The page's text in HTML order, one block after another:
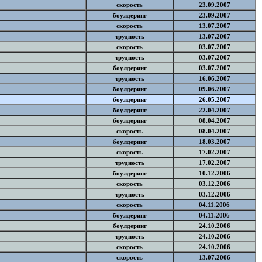
скорость
23.09.2007
боулдеринг
23.09.2007
скорость
13.07.2007
трудность
13.07.2007
скорость
03.07.2007
трудность
03.07.2007
боулдеринг
03.07.2007
трудность
16.06.2007
боулдеринг
09.06.2007
боулдеринг
26.05.2007
боулдеринг
22.04.2007
боулдеринг
08.04.2007
скорость
08.04.2007
боулдеринг
18.03.2007
скорость
17.02.2007
трудность
17.02.2007
боулдеринг
10.12.2006
скорость
03.12.2006
трудность
03.12.2006
скорость
04.11.2006
боулдеринг
04.11.2006
боулдеринг
24.10.2006
трудность
24.10.2006
скорость
24.10.2006
скорость
13.07.2006